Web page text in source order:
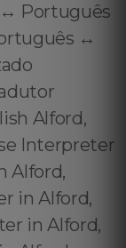
Português
↔️
Alford,
Interpreter
Alford,
in Alford,
in Alford,